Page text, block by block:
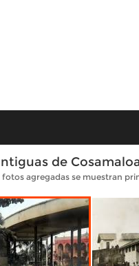
de
agregadas se muestran